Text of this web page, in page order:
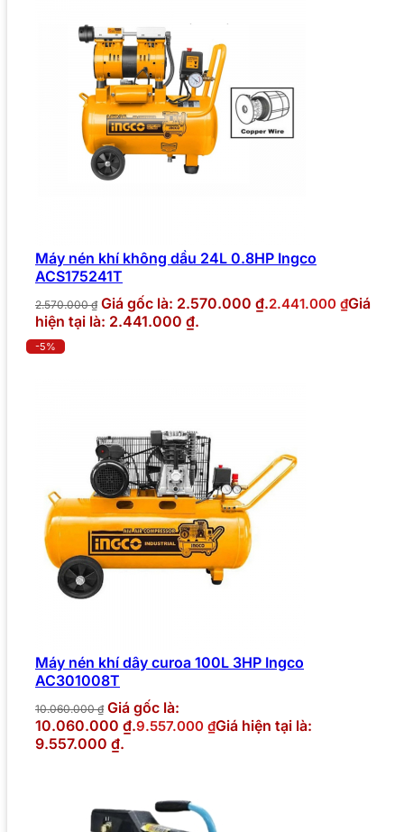
Máy nén khí không dầu 24L 0.8HP Ingco
ACS175241T
2.570.000₫ Giá gốc là: 2.570.000 ₫.2.441.000 ₫Giá
hiện tại là: 2.441.000 ₫.
-5%
Máy nén khí dây curoa 100L 3HP Ingco
AC301008T
10.060.000₫ Giá gốc là:
10.060.000 ₫.9.557.000 ₫Giá hiện tại là:
9.557.000 ₫.